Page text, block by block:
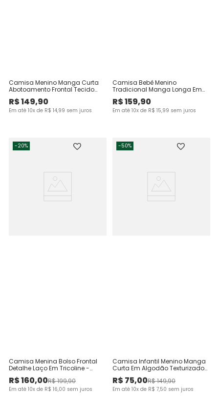
Camisa Menino Manga Curta
Abotoamento Frontal Tecido
Plano - Carinhoso
R$149,90
Em até 10x de R$ 14,99 sem juros
Camisa Bebê Menino
Tradicional Manga Longa Em
Algodão Texturizado -
Carinhoso
R$159,90
Em até 10x de R$ 15,99 sem juros
-20%
Camisa Menina Bolso Frontal
Detalhe Laço Em Tricoline -
Carinhoso
R$160,00R$199,90
Em até 10x de R$ 16,00 sem juros
-50%
Camisa Infantil Menino Manga
Curta Em Algodão Texturizado
Malwee Kids
R$75,00R$149,90
Em até 10x de R$ 7,50 sem juros